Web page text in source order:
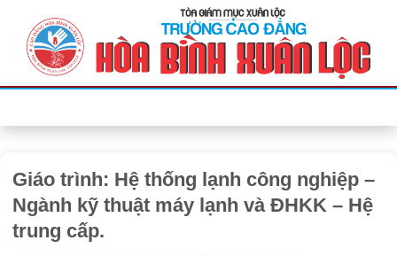
Giáo trình: Hệ thống lạnh công nghiệp –
Ngành kỹ thuật máy lạnh và ĐHKK – Hệ
trung cấp.